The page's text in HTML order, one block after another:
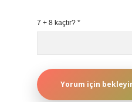
7 + 8 kaçtır? *